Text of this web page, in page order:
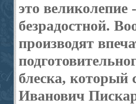
это великолепие
безрадостной.
производят
блеска, который
Иванович